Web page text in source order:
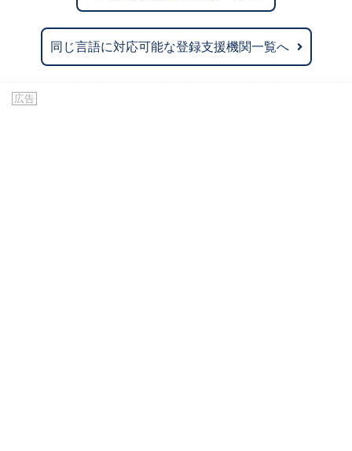
同じ言語に対応可能な登録支援機関一覧へ
広告